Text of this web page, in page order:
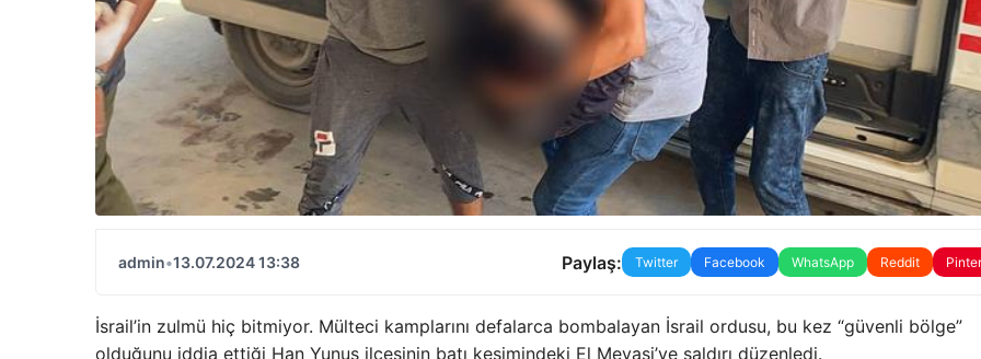
admin•13.07.2024 13:38 Paylaş: Twitter Facebook WhatsApp Reddit
İsrail’in zulmü hiç bitmiyor. Mülteci kamplarını defalarca bombalayan İsrail ordusu, bu kez “güvenli bölge”
olduğunu iddia ettiği Han Yunus ilçesinin batı kesimindeki El Mevasi’ye saldırı düzenledi.